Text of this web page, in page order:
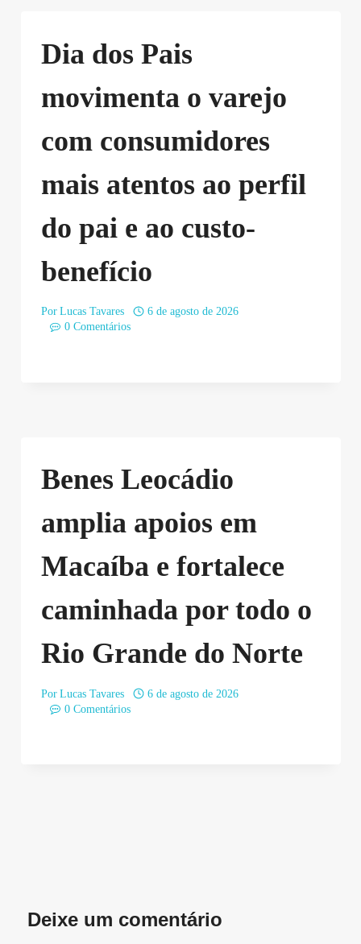
Dia dos Pais
movimenta o varejo
com consumidores
mais atentos ao perfil
do pai e ao custo-
benefício
Por Lucas Tavares
6 de agosto de 2026
0 Comentários
Benes Leocádio
amplia apoios em
Macaíba e fortalece
caminhada por todo o
Rio Grande do Norte
Por Lucas Tavares
6 de agosto de 2026
0 Comentários
Deixe um comentário